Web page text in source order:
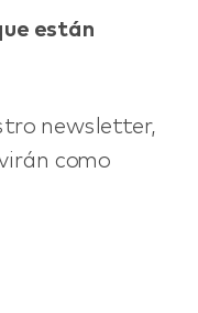
están
newsletter,
como